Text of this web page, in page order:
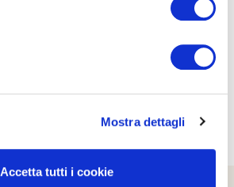
Mostra dettagli
Accetta tutti i cookie